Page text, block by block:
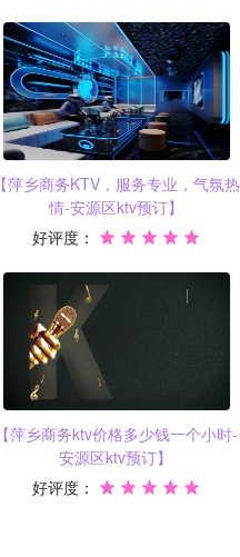
【萍乡商务KTV，服务专业，气氛热
情-安源区ktv预订】
好评度：
【萍乡商务ktv价格多少钱一个小时-
安源区ktv预订】
好评度：